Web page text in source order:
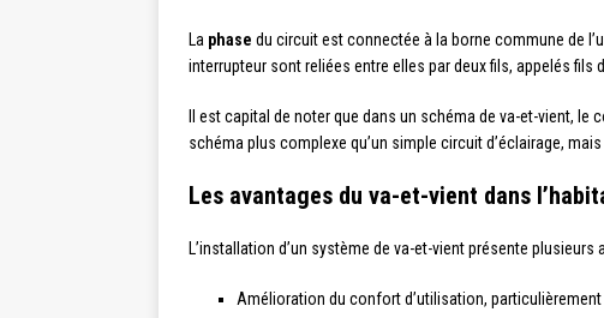
La phase du circuit est connectée à la borne commune de
interrupteur sont reliées entre elles par deux fils, appelés fils
Il est capital de noter que dans un schéma de va-et-vient,
schéma plus complexe qu’un simple circuit d’éclairage,
Les avantages du va-et-vient dans
L’installation d’un système de va-et-vient présente plusieurs
Amélioration du confort d’utilisation,